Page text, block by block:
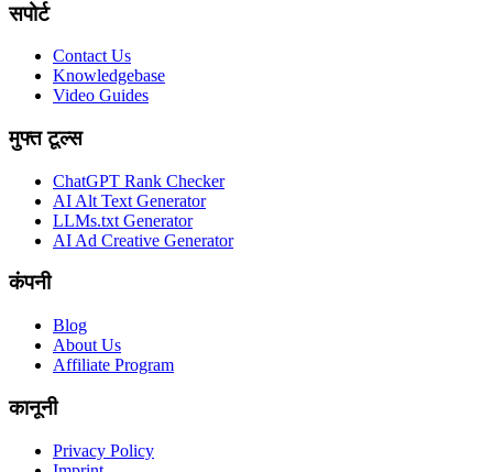
सपोर्ट
Contact Us
Knowledgebase
Video Guides
मुफ्त टूल्स
ChatGPT Rank Checker
AI Alt Text Generator
LLMs.txt Generator
AI Ad Creative Generator
कंपनी
Blog
About Us
Affiliate Program
कानूनी
Privacy Policy